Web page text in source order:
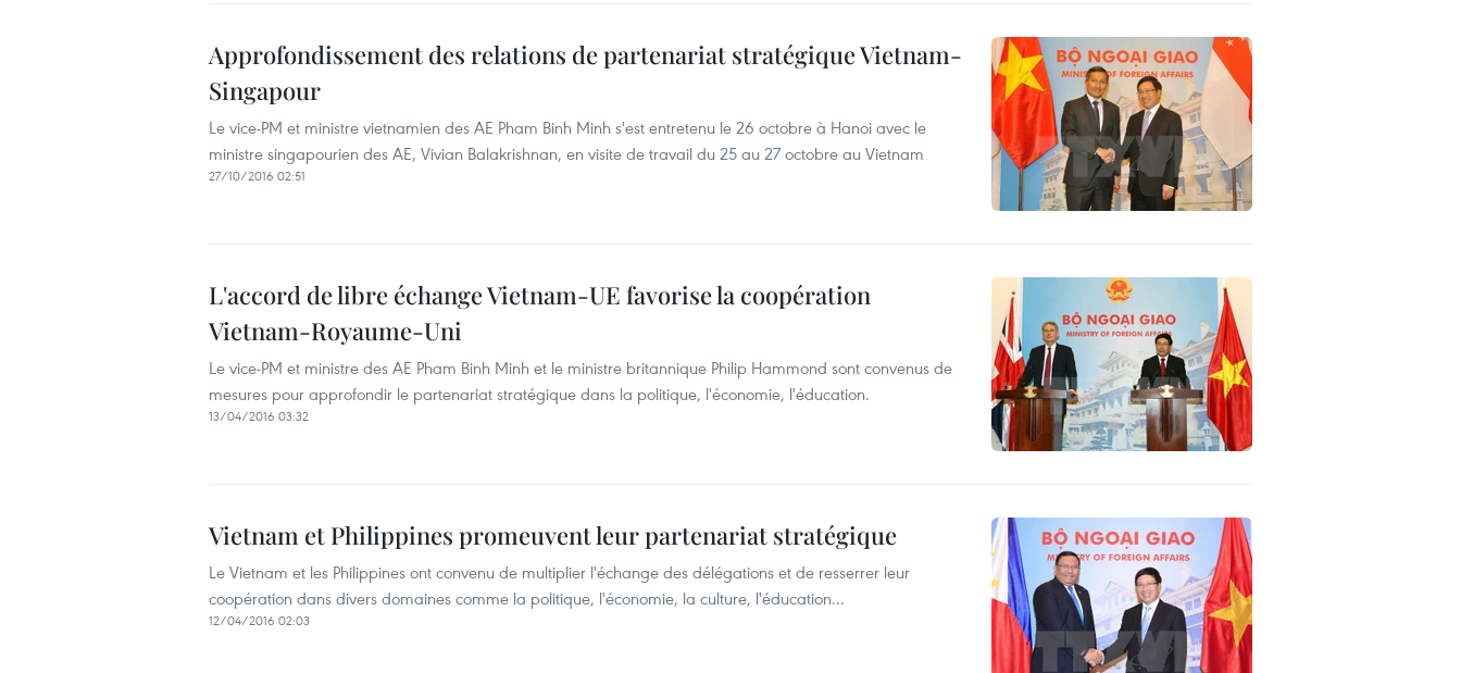
Approfondissement des relations de partenariat stratégique Vietnam-
Singapour
Le vice-P​M et ministre vietnamien des AE Pham Binh Minh s'est entretenu le 26 octobre à Hanoi avec le
ministre singapourien des AE, Vivian Balakrishnan, en visite de travail du 25 au 27 octobre au Vietnam
27/10/2016 02:51
L'accord de libre échange Vietnam-UE favorise la coopération
Vietnam-Royaume-Uni
Le vice-PM et ministre des AE Pham Binh Minh et le ministre britannique Philip Hammond sont convenus de
mesures pour approfondir le partenariat stratégique dans la politique, l'économie, l'éducation.
13/04/2016 03:32
Vietnam et Philippines promeuvent leur partenariat stratégique
Le Vietnam et les Philippines ont convenu de multiplier l'échange des délégations et de resserrer leur
coopération dans divers domaines comme la politique, l'économie, la culture, l'éducation...
12/04/2016 02:03